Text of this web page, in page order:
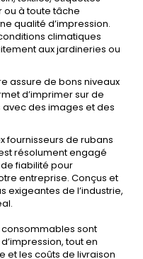
ou à toute tâche
qualité d’impression.
climatiques
aux jardineries ou
assure de bons niveaux
d’imprimer sur de
des images et des
fournisseurs de rubans
résolument engagé
fiabilité pour
entreprise. Conçus et
exigeantes de l’industrie,
consommables sont
tout en
et les coûts de livraison